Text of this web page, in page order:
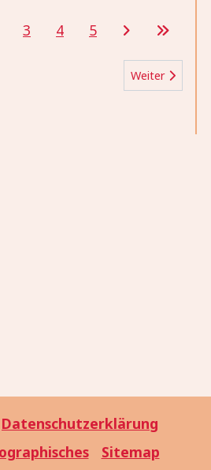
3 4 5
die Goethe abblitzen ließ
Nächster
Weiter
Datenschutzerklärung
Sitemap